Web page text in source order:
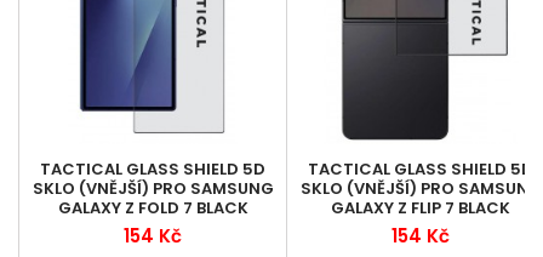
TACTICAL GLASS SHIELD 5D
SKLO (VNĚJŠÍ) PRO SAMSUNG
GALAXY Z FOLD 7 BLACK
154 Kč
TACTICAL GLASS SHIELD 5D
SKLO (VNĚJŠÍ) PRO SAMSUNG
GALAXY Z FLIP 7 BLACK
154 Kč